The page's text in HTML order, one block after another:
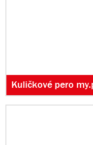
Kuličkové pero